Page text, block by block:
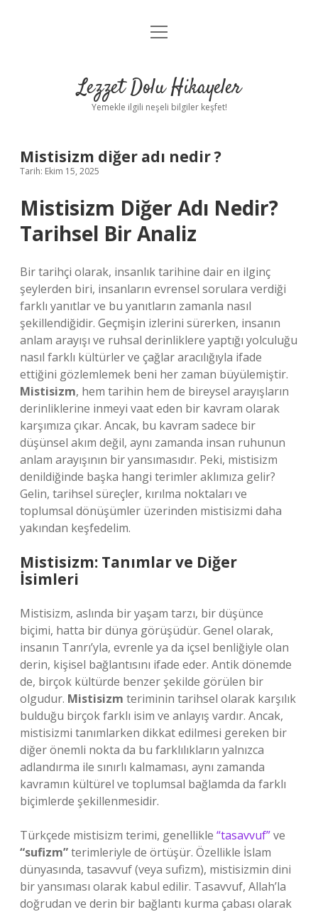
Anasayfa
Yasal Uyarı
menüyü
Lezzet Dolu Hikayeler
Yemekle ilgili neşeli bilgiler keşfet!
Mistisizm diğer adı nedir ?
Tarih: Ekim 15, 2025
Mistisizm Diğer Adı Nedir?
Tarihsel Bir Analiz
Bir tarihçi olarak, insanlık tarihine dair en ilginç
şeylerden biri, insanların evrensel sorulara verdiği
farklı yanıtlar ve bu yanıtların zamanla nasıl
şekillendiğidir. Geçmişin izlerini sürerken, insanın
anlam arayışı ve ruhsal derinliklere yaptığı yolculuğu
nasıl farklı kültürler ve çağlar aracılığıyla ifade
ettiğini gözlemlemek beni her zaman büyülemiştir.
Mistisizm, hem tarihin hem de bireysel arayışların
derinliklerine inmeyi vaat eden bir kavram olarak
karşımıza çıkar. Ancak, bu kavram sadece bir
düşünsel akım değil, aynı zamanda insan ruhunun
anlam arayışının bir yansımasıdır. Peki, mistisizm
denildiğinde başka hangi terimler aklımıza gelir?
Gelin, tarihsel süreçler, kırılma noktaları ve
toplumsal dönüşümler üzerinden mistisizmi daha
yakından keşfedelim.
Mistisizm: Tanımlar ve Diğer
İsimleri
Mistisizm, aslında bir yaşam tarzı, bir düşünce
biçimi, hatta bir dünya görüşüdür. Genel olarak,
insanın Tanrı’yla, evrenle ya da içsel benliğiyle olan
derin, kişisel bağlantısını ifade eder. Antik dönemde
de, birçok kültürde benzer şekilde görülen bir
olgudur. Mistisizm teriminin tarihsel olarak karşılık
bulduğu birçok farklı isim ve anlayış vardır. Ancak,
mistisizmi tanımlarken dikkat edilmesi gereken bir
diğer önemli nokta da bu farklılıkların yalnızca
adlandırma ile sınırlı kalmaması, aynı zamanda
kavramın kültürel ve toplumsal bağlamda da farklı
biçimlerde şekillenmesidir.
Türkçede mistisizm terimi, genellikle “tasavvuf”ve
“sufizm”terimleriyle de örtüşür. Özellikle İslam
dünyasında, tasavvuf (veya sufizm), mistisizmin dini
bir yansıması olarak kabul edilir. Tasavvuf, Allah’la
doğrudan ve derin bir bağlantı kurma çabası olarak